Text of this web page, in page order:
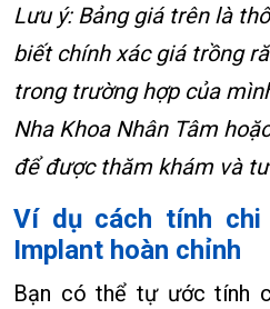
Lưu ý: Bảng giá trên là
biết chính xác giá trồng
trong trường hợp của
Nha Khoa Nhân Tâm
để được thăm khám và
Ví dụ cách tính
Implant hoàn chỉnh
Bạn có thể tự ước tính